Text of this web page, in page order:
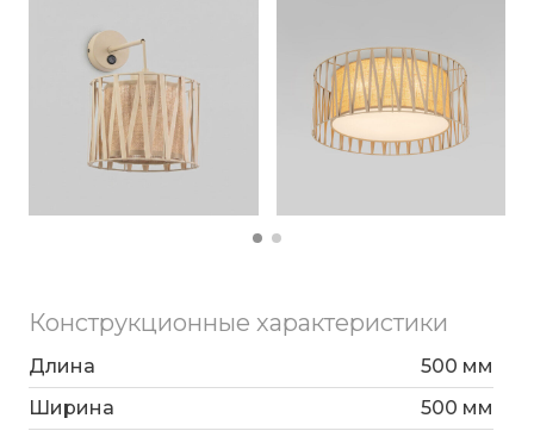
декоративный элемент из металла. Его
строгий геометрический узор эффектно
контрастирует с локаничными линиями
плафона, превращая светильник в настоящий
арт-объект.
Светильник со сменной лампой Е27 создаст
Конструкционные характеристики
Длина
500 мм
Ширина
500 мм